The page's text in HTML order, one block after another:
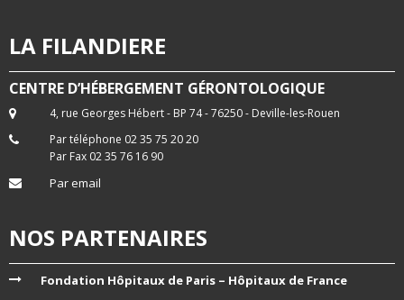
LA FILANDIERE
CENTRE D’HÉBERGEMENT GÉRONTOLOGIQUE
4, rue Georges Hébert - BP 74 - 76250 - Deville-les-Rouen
Par téléphone 02 35 75 20 20
Par Fax 02 35 76 16 90
Par email
NOS PARTENAIRES
Fondation Hôpitaux de Paris – Hôpitaux de France